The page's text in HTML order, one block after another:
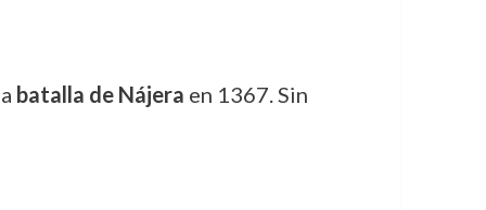
batalla de Nájera en 1367. Sin